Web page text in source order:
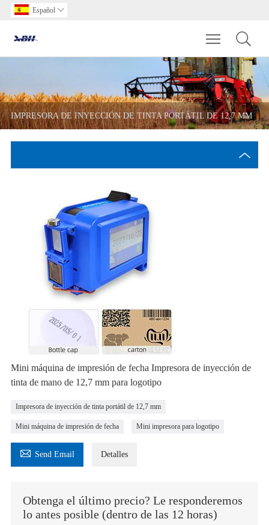
Español 
Toggle
IMPRESORA DE INYECCIÓN DE TINTA PORTÁTIL DE 12,7 MM
Mini máquina de impresión de fecha Impresora de inyección de
tinta de mano de 12,7 mm para logotipo
Impresora de inyección de tinta portátil de 12,7 mm
Mini máquina de impresión de fecha Mini impresora para logotipo
 Send Email Detalles
Obtenga el último precio? Le responderemos
lo antes posible (dentro de las 12 horas)